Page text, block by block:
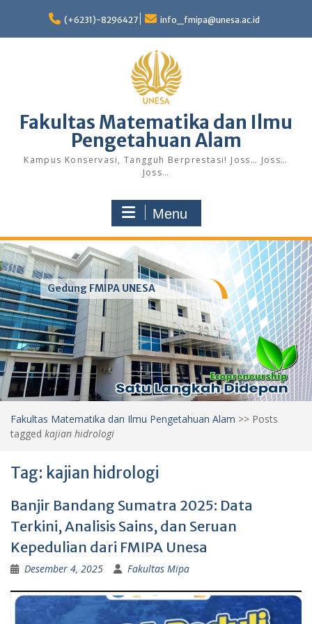
content
(+6231)-8296427 info_fmipa@unesa.ac.id
Fakultas Matematika dan Ilmu
Pengetahuan Alam
Kampus Konservasi, Tangguh Berprestasi! Joss… Joss…
Joss…
Menu
Gedung FMIPA UNESA
Fakultas Matematika dan Ilmu Pengetahuan Alam >> Posts
tagged kajian hidrologi
Tag: kajian hidrologi
Banjir Bandang Sumatra 2025: Data
Terkini, Analisis Sains, dan Seruan
Kepedulian dari FMIPA Unesa
Desember 4, 2025 Fakultas Mipa